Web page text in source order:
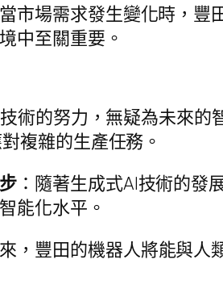
市場需求發生變化時，豐
中至關重要。
術的努力，無疑為未來
複雜的生產任務。
：隨著生成式AI技術的
能化水平。
，豐田的機器人將能與人